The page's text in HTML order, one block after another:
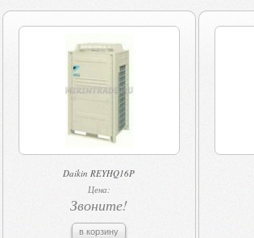
Daikin REYHQ16P
Цена:
Звоните!
в корзину